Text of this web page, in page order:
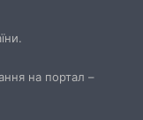
на портал –